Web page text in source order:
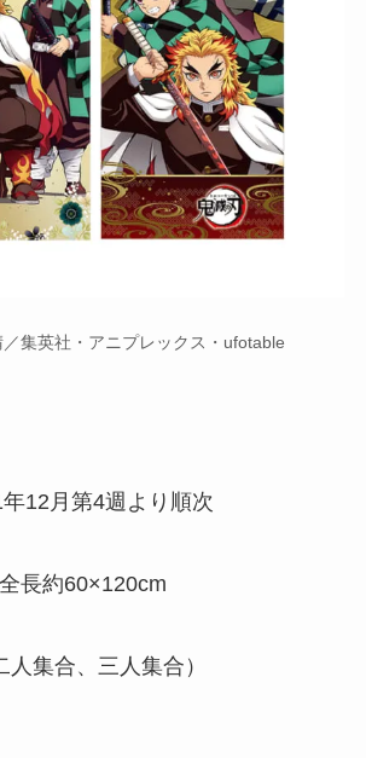
集英社・アニプレックス・ufotable
12月第4週より順次
長約60×120cm
集合、三人集合）